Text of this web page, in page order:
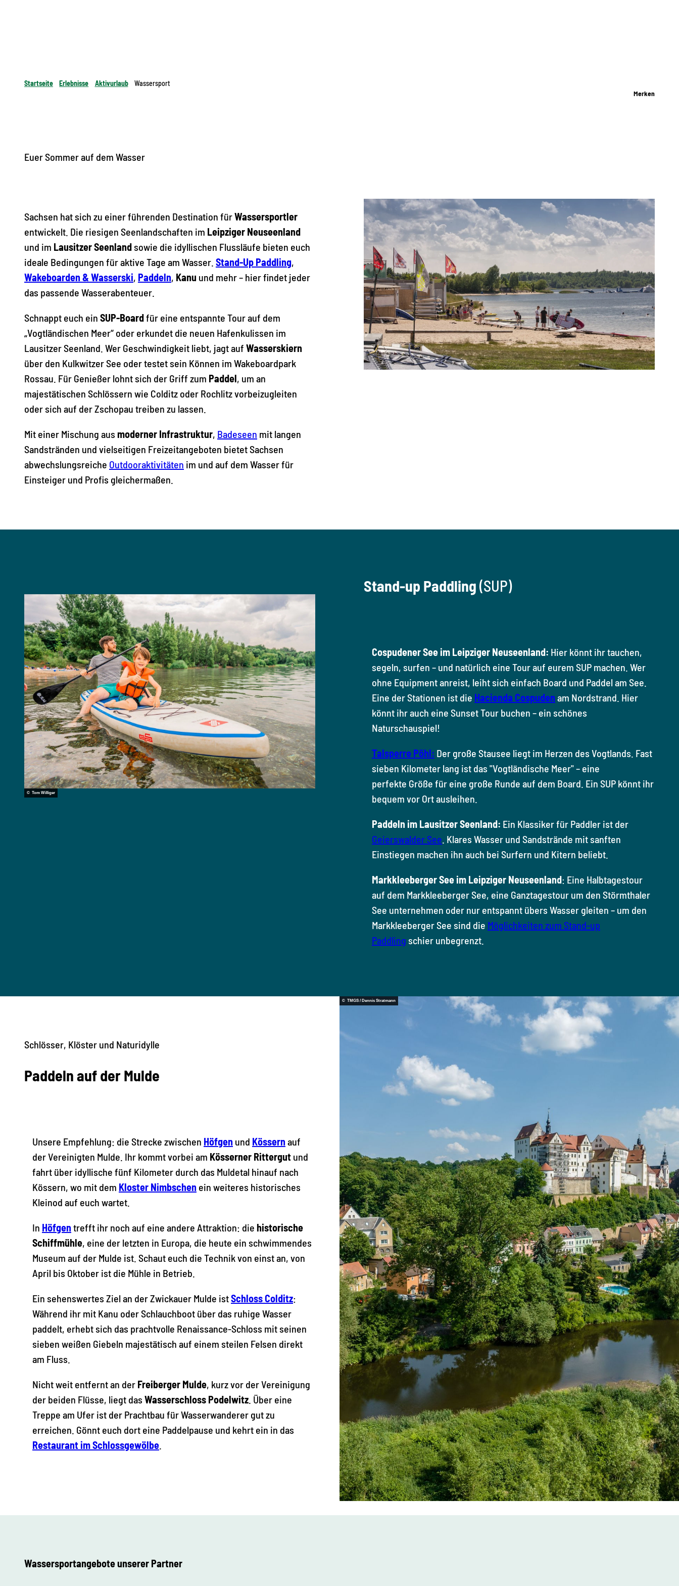
Startseite Erlebnisse Aktivurlaub
Wassersport
Merken
Euer Sommer auf dem Wasser
Sachsen hat sich zu einer führenden Destination fürWassersportler
entwickelt. Die riesigen Seenlandschaften im Leipziger Neuseenland
und im Lausitzer Seenlandsowie die idyllischen Flussläufe bieten euch
ideale Bedingungen für aktive Tage am Wasser. Stand-Up Paddling,
Wakeboarden & Wasserski, Paddeln, Kanu und mehr – hier findet jeder
das passende Wasserabenteuer.
Schnappt euch ein SUP-Boardfür eine entspannte Tour auf dem
„Vogtländischen Meer“ oder erkundet die neuen Hafenkulissen im
Lausitzer Seenland. Wer Geschwindigkeit liebt, jagt auf Wasserskiern
über den Kulkwitzer See oder testet sein Können im Wakeboardpark
Rossau. Für Genießer lohnt sich der Griff zum Paddel, um an
majestätischen Schlössern wie Colditz oder Rochlitz vorbeizugleiten
oder sich auf der Zschopau treiben zu lassen.
Mit einer Mischung aus moderner Infrastruktur, Badeseen mit langen
Sandstränden und vielseitigen Freizeitangeboten bietet Sachsen
abwechslungsreiche Outdooraktivitäten im und auf dem Wasser für
Einsteiger und Profis gleichermaßen.
© Tom Williger
Stand-up Paddling(SUP)
Cospudener See im Leipziger Neuseenland: Hier könnt ihr tauchen,
segeln, surfen – und natürlich eine Tour auf eurem SUP machen. Wer
ohne Equipment anreist, leiht sich einfach Board und Paddel am See.
Eine der Stationen ist die Hacienda Cospuden am Nordstrand. Hier
könnt ihr auch eine Sunset Tour buchen – ein schönes
Naturschauspiel!
Talsperre Pöhl: Der große Stausee liegt im Herzen des Vogtlands. Fast
sieben Kilometer lang ist das "Vogtländische Meer" – eine
perfekte Größe für eine große Runde auf dem Board. Ein SUP könnt ihr
bequem vor Ort ausleihen.
Paddeln im Lausitzer Seenland: Ein Klassiker für Paddler ist der
Geierswalder See . Klares Wasser und Sandstrände mit sanften
Einstiegen machen ihn auch bei Surfern und Kitern beliebt.
Markkleeberger See im Leipziger Neuseenland: Eine Halbtagestour
auf dem Markkleeberger See, eine Ganztagestour um den Störmthaler
See unternehmen oder nur entspannt übers Wasser gleiten – um den
Markkleeberger See sind die Möglichkeiten zum Stand-up
Paddling schier unbegrenzt.
Schlösser, Klöster und Naturidylle
Paddeln auf der Mulde
Unsere Empfehlung: die Strecke zwischen Höfgen und Kössernauf
der Vereinigten Mulde. Ihr kommt vorbei am Kösserner Rittergut und
fahrt über idyllische fünf Kilometer durch das Muldetal hinauf nach
Kössern, wo mit dem Kloster Nimbschen ein weiteres historisches
Kleinod auf euch wartet.
In Höfgentrefft ihr noch auf eine andere Attraktion: die historische
Schiffmühle, eine der letzten in Europa, die heute ein schwimmendes
Museum auf der Mulde ist. Schaut euch die Technik von einst an, von
April bis Oktober ist die Mühle in Betrieb.
Ein sehenswertes Ziel an der Zwickauer Mulde istSchloss Colditz:
Während ihr mit Kanu oder Schlauchboot über das ruhige Wasser
paddelt, erhebt sich das prachtvolle Renaissance-Schloss mit seinen
sieben weißen Giebeln majestätisch auf einem steilen Felsen direkt
am Fluss.
Nicht weit entfernt an der Freiberger Mulde, kurz vor der Vereinigung
der beiden Flüsse, liegt das Wasserschloss Podelwitz. Über eine
Treppe am Ufer ist der Prachtbau für Wasserwanderer gut zu
erreichen. Gönnt euch dort eine Paddelpause und kehrt ein in das
Restaurant im Schlossgewölbe.
© TMGS / Dennis Stratmann
Wassersportangebote unserer Partner